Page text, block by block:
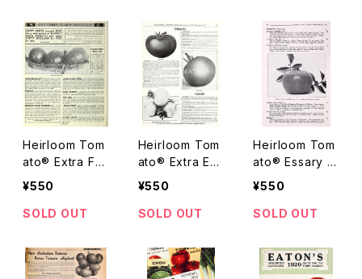
シードマンズ・ラ
ンガダ
Heirloom Tom
ato® Extra Fai
racres Beauty
ト・フェラクレス・
¥550
SOLD OUT
Heirloom Tom
ato® Extra Ear
ly Sunrise エア
エキストラ・アー
¥550
SOLD OUT
Heirloom Tom
ato® Essary エ
アルーム・トマ
¥550
SOLD OUT